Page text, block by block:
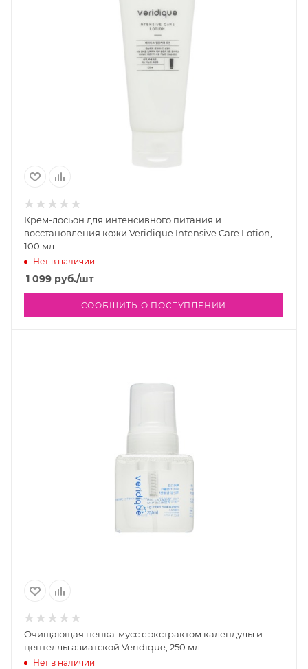
Крем-лосьон для интенсивного питания и
восстановления кожи Veridique Intensive Care Lotion,
100 мл
Нет в наличии
1 099 руб./шт
СООБЩИТЬ О ПОСТУПЛЕНИИ
Очищающая пенка-мусс с экстрактом календулы и
центеллы азиатской Veridique, 250 мл
Нет в наличии